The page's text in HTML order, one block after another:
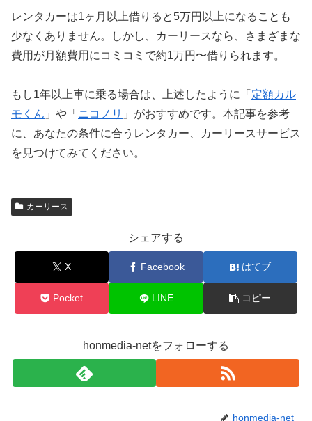
レンタカーは1ヶ月以上借りると5万円以上になることも
少なくありません。しかし、カーリースなら、さまざまな
費用が月額費用にコミコミで約1万円〜借りられます。
もし1年以上車に乗る場合は、上述したように「 定額カル
モくん 」や「 ニコノリ 」がおすすめです。本記事を参考
に、あなたの条件に合うレンタカー、カーリースサービス
を見つけてみてください。
カーリース
シェアする
X Facebook はてブ
Pocket LINE コピー
honmedia-netをフォローする
honmedia-net